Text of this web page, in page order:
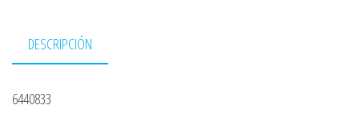
DESCRIPCIÓN
6440833